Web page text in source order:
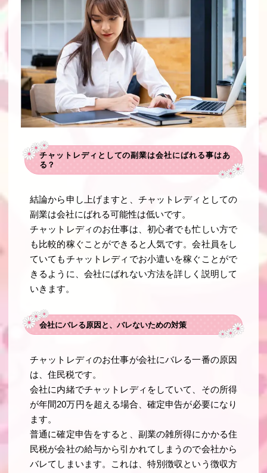
チャットレディとしての副業は会社にばれる事はあ
る？
結論から申し上げますと、チャットレディとしての
副業は会社にばれる可能性は低いです。
チャットレディのお仕事は、初心者でも忙しい方で
も比較的稼ぐことができると人気です。会社員をし
ていてもチャットレディでお小遣いを稼ぐことがで
きるように、会社にばれない方法を詳しく説明して
いきます。
会社にバレる原因と、バレないための対策
チャットレディのお仕事が会社にバレる一番の原因
は、住民税です。
会社に内緒でチャットレディをしていて、その所得
が年間20万円を超える場合、確定申告が必要になり
ます。
普通に確定申告をすると、副業の雑所得にかかる住
民税が会社の給与から引かれてしまうので会社から
バレてしまいます。これは、特別徴収という徴収方